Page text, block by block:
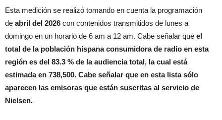
Esta medición se realizó tomando en cuenta la programación
de abril del 2026 con contenidos transmitidos de lunes a
domingo en un horario de 6 am a 12 am. Cabe señalar que el
total de la población hispana consumidora de radio en esta
región es del 83.3 % de la audiencia total, la cual está
estimada en 738,500. Cabe señalar que en esta lista sólo
aparecen las emisoras que están suscritas al servicio de
Nielsen.